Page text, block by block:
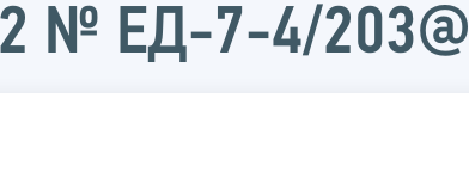
№ ЕД-7-4/203@